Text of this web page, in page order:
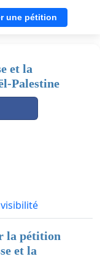
une pétition
et la
Palestine
la pétition
et la